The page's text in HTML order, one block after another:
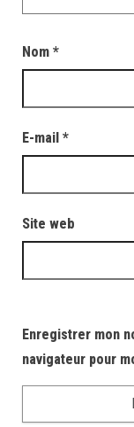
Nom *
E-mail *
Site web
Enregistrer mon
navigateur pour